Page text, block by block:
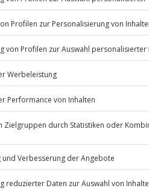
Listenansicht
© OpenStreetMaps
Jochen SchweizerGmbH
Mühldorfstraße 8
81671 München
außer an bundesweiten